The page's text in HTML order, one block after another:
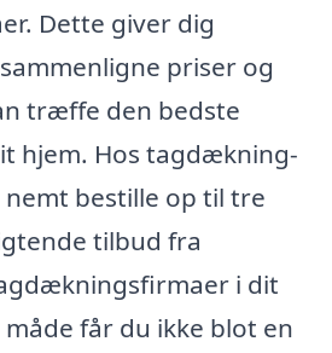
Dette giver dig
priser og
træffe den bedste
hjem. Hos tagdækning-
bestille op til tre
tilbud fra
i dit
får du ikke blot en